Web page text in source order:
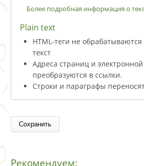
Более подробная информация о
Plain text
HTML-теги не
текст
Адреса страниц и
преобразуются в ссылки.
Строки и параграфы
Рекомендуем: